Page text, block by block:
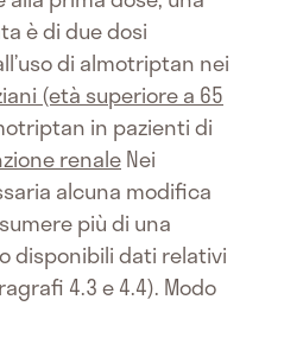
è di due dosi
di almotriptan nei
(età superiore a 65
in pazienti di
renaleNei
alcuna modifica
più di una
disponibili dati relativi
4.3 e 4.4). Modo